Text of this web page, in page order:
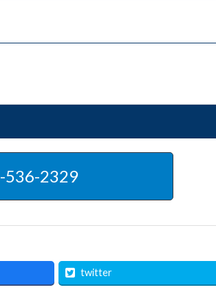
536-2329
twitter